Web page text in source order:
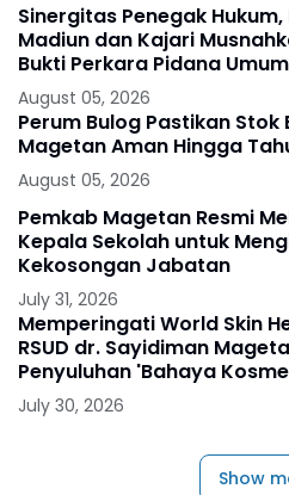
Sinergitas Penegak
Madiun dan Kajari
Bukti Perkara Pidana Umum
August 05, 2026
Perum Bulog Pastikan Stok
Magetan Aman Hingga
August 05, 2026
Pemkab Magetan Resmi
Kepala Sekolah untuk
Kekosongan Jabatan
July 31, 2026
Memperingati World Skin
RSUD dr. Sayidiman
Penyuluhan 'Bahaya
July 30, 2026
Show